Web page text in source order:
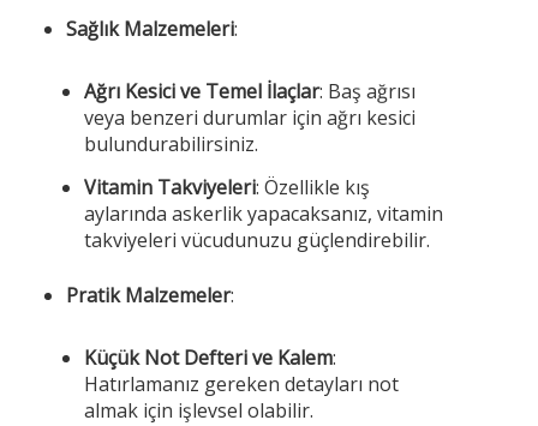
Sağlık Malzemeleri:
Ağrı Kesici ve Temel İlaçlar: Baş ağrısı
veya benzeri durumlar için ağrı kesici
bulundurabilirsiniz.
Vitamin Takviyeleri: Özellikle kış
aylarında askerlik yapacaksanız, vitamin
takviyeleri vücudunuzu güçlendirebilir.
Pratik Malzemeler:
Küçük Not Defteri ve Kalem:
Hatırlamanız gereken detayları not
almak için işlevsel olabilir.